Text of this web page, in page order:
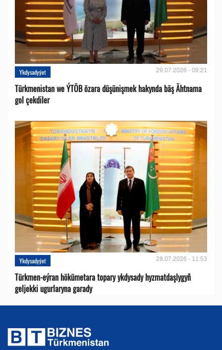
Ykdysadyýet 29.07.2026 - 09:21
Türkmenistan we ÝTÖB özara düşünişmek hakynda bäş Ähtnama
gol çekdiler
Ykdysadyýet 28.07.2026 - 11:53
Türkmen-eýran hökümetara topary ykdysady hyzmatdaşlygyň
geljekki ugurlaryna garady